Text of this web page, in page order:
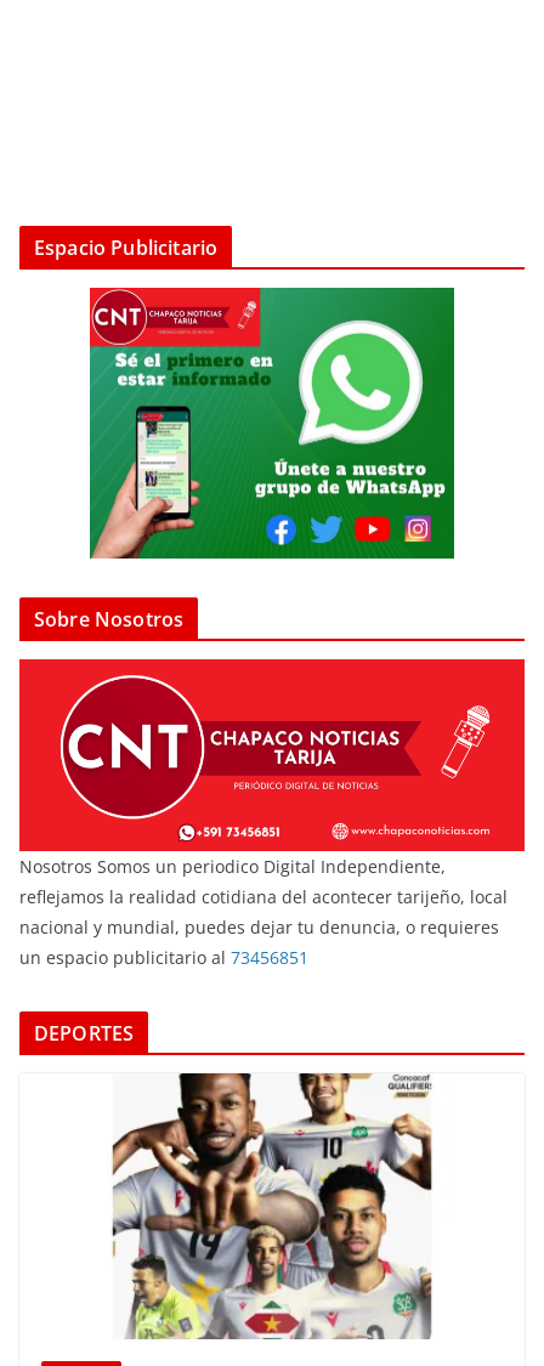
Espacio Publicitario
Sobre Nosotros
Nosotros Somos un periodico Digital Independiente,
reflejamos la realidad cotidiana del acontecer tarijeño, local
nacional y mundial, puedes dejar tu denuncia, o requieres
un espacio publicitario al 73456851
DEPORTES